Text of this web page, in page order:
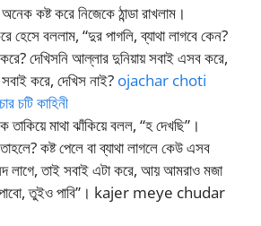
কষ্ট করে নিজেকে ঠান্ডা রাখলাম।
হেসে বললাম, “দুর পাগলি, ব্যাথা লাগবে কেন?
দেখিসনি আল্লার দুনিয়ায় সবাই এসব করে,
করে, দেখিস নাই? ojachar choti
চটি কাহিনী
তাকিয়ে মাথা ঝাঁকিয়ে বলল, “হ দেখছি”।
কষ্ট পেলে বা ব্যাথা লাগলে কেউ এসব
লাগে, তাই সবাই এটা করে, আয় আমরাও মজা
পাবো, তুইও পাবি”। kajer meye chudar